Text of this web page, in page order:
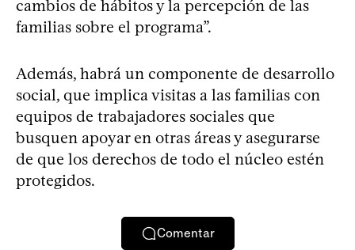
cambios de hábitos y la percepción de las
familias sobre el programa”.
Además, habrá un componente de desarrollo
social, que implica visitas a las familias con
equipos de trabajadores sociales que
busquen apoyar en otras áreas y asegurarse
de que los derechos de todo el núcleo estén
protegidos.
Comentar